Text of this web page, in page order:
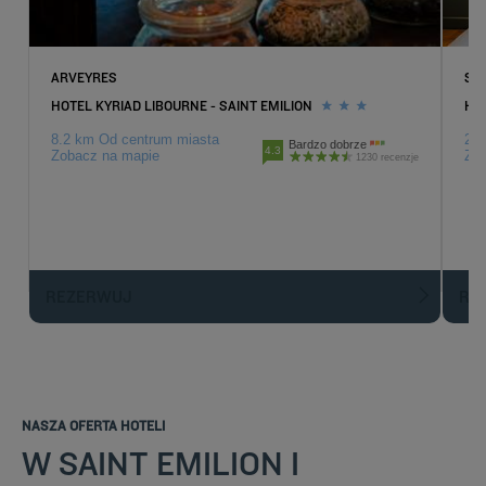
ARVEYRES
HOTEL KYRIAD LIBOURNE - SAINT EMILION
8.2 km Od centrum miasta
Zobacz na mapie
4.3 Bardzo dobrze
1230 recenzje
NASZA OFERTA HOTELI
W SAINT EMILION I